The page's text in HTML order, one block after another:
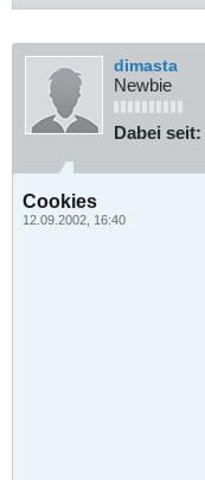
dimasta
Newbie
Dabei seit:
Cookies
12.09.2002, 16:40